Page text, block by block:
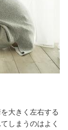
大きく左右する
しまうのはよく